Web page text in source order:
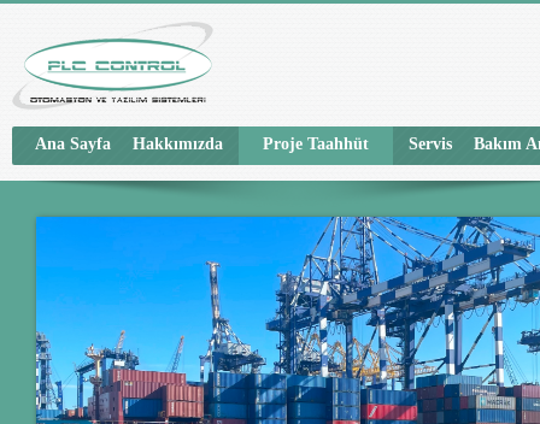
Ana Sayfa Hakkımızda Proje Taahhüt Servis Bakım